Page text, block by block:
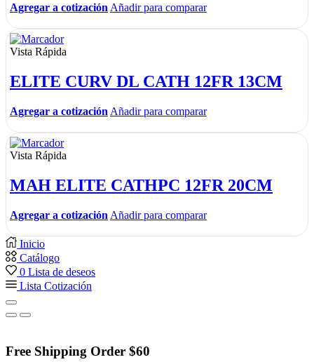
Agregar a cotización Añadir para comparar
Vista Rápida
ELITE CURV DL CATH 12FR 13CM
Agregar a cotización Añadir para comparar
Vista Rápida
MAH ELITE CATHPC 12FR 20CM
Agregar a cotización Añadir para comparar
Inicio
Catálogo
0 Lista de deseos
Lista Cotización
Free Shipping Order $60